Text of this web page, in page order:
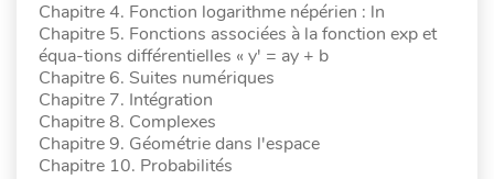
Chapitre 4. Fonction logarithme népérien : ln
Chapitre 5. Fonctions associées à la fonction exp et
équa-tions différentielles « y' = ay + b
Chapitre 6. Suites numériques
Chapitre 7. Intégration
Chapitre 8. Complexes
Chapitre 9. Géométrie dans l'espace
Chapitre 10. Probabilités